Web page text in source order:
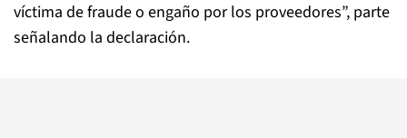
víctima de fraude o engaño por los proveedores”, parte
señalando la declaración.